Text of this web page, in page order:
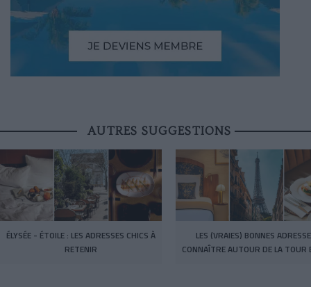
AUTRES SUGGESTIONS
ÉLYSÉE - ÉTOILE : LES ADRESSES CHICS À
RETENIR
LES (VRAIES) BONNES
CONNAÎTRE AUTOUR DE LA TOUR